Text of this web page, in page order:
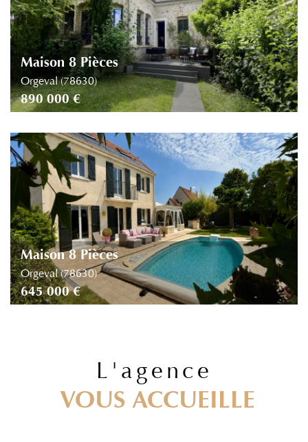
Maison 8 Pièces
Orgeval (78630)
890 000 €
Maison 8 Pièces
Orgeval (78630)
645 000 €
L'agence
VOUS ACCUEILLE